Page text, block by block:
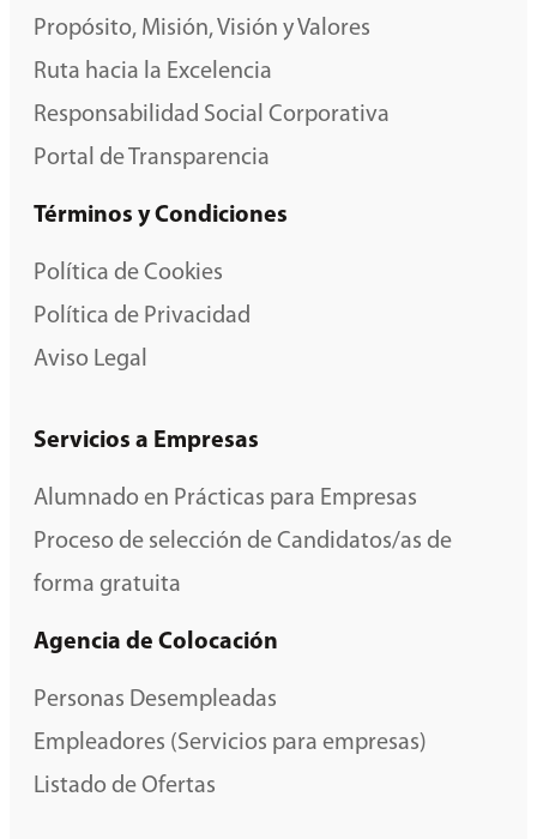
Propósito, Misión, Visión y Valores
Ruta hacia la Excelencia
Responsabilidad Social Corporativa
Portal de Transparencia
Términos y Condiciones
Política de Cookies
Política de Privacidad
Aviso Legal
Servicios a Empresas
Alumnado en Prácticas para Empresas
Proceso de selección de Candidatos/as de
forma gratuita
Agencia de Colocación
Personas Desempleadas
Empleadores (Servicios para empresas)
Listado de Ofertas